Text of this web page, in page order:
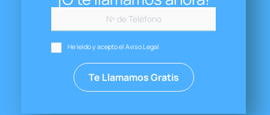
He leído y acepto el Aviso Legal